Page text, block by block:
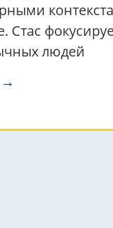
людей
→